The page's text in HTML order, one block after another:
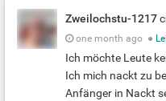
Zweilochstu-1217
one month ago ●
Ich möchte Leute
Ich mich nackt zu
Anfänger in Nackt